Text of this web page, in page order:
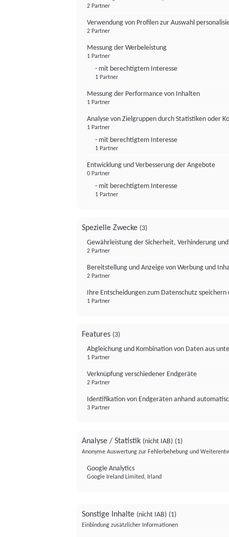
2 Partner
Verwendung von Profilen zur Auswahl
2 Partner
Messung der Werbeleistung
1 Partner
- mit berechtigtem Interesse
1 Partner
Messung der Performance von Inhalten
1 Partner
Analyse von Zielgruppen durch Statistiken oder
1 Partner
- mit berechtigtem Interesse
1 Partner
Entwicklung und Verbesserung der Angebote
0 Partner
- mit berechtigtem Interesse
1 Partner
Spezielle Zwecke (3)
Gewährleistung der Sicherheit, Verhinderung
2 Partner
Bereitstellung und Anzeige von Werbung und
2 Partner
Ihre Entscheidungen zum Datenschutz
1 Partner
Features (3)
Abgleichung und Kombination von Daten aus
1 Partner
Verknüpfung verschiedener Endgeräte
2 Partner
Identifikation von Endgeräten anhand
3 Partner
Analyse / Statistik (nicht IAB) (1)
Anonyme Auswertung zur Fehlerbehebung und
Google Analytics
Google Ireland Limited, Irland
Sonstige Inhalte (nicht IAB) (1)
Einbindung zusätzlicher Informationen